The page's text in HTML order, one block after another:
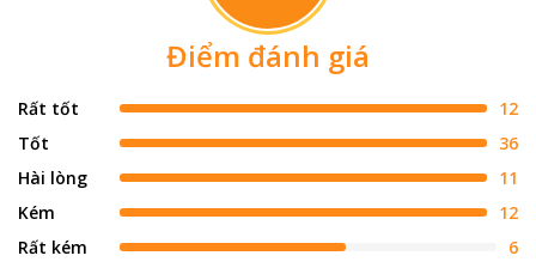
Điểm đánh giá
Rất tốt
12
Tốt
36
Hài lòng
11
Kém
12
Rất kém
6